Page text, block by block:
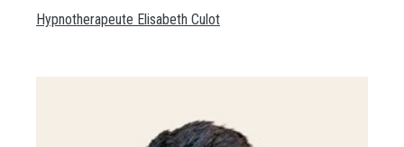
Hypnotherapeute Elisabeth Culot